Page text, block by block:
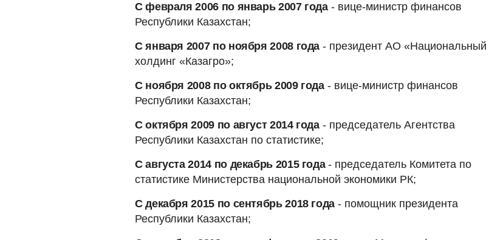
С февраля 2006 по январь 2007 года- вице-министр финансов
Республики Казахстан;
С января 2007 по ноября 2008 года - президент АО «Национальный
холдинг «Казагро»;
С ноября 2008 по октябрь 2009 года- вице-министр финансов
Республики Казахстан;
С октября 2009 по август 2014 года- председатель Агентства
Республики Казахстан по статистике;
С августа 2014 по декабрь 2015 года- председатель Комитета по
статистике Министерства национальной экономики РК;
С декабря 2015 по сентябрь 2018 года - помощник президента
Республики Казахстан;